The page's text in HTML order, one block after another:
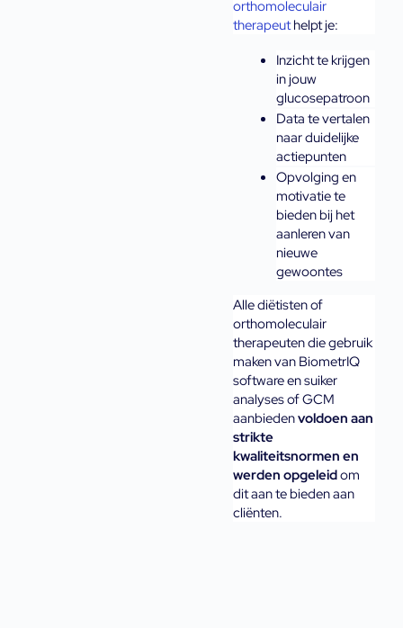
orthomoleculair
therapeut helpt je:
Inzicht te krijgen
in jouw
glucosepatroon
Data te vertalen
naar duidelijke
actiepunten
Opvolging en
motivatie te
bieden bij het
aanleren van
nieuwe
gewoontes
Alle diëtisten of
orthomoleculair
therapeuten die gebruik
maken van BiometrIQ
software en suiker
analyses of GCM
aanbieden voldoen aan
strikte
kwaliteitsnormen en
werden opgeleid om
dit aan te bieden aan
cliënten.